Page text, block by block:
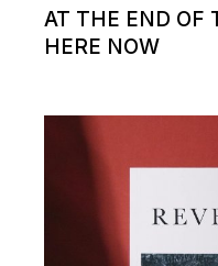
AT THE END OF
HERE NOW